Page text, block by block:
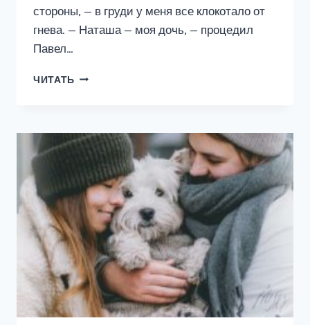
стороны, — в груди у меня все клокотало от
гнева. — Наташа — моя дочь, — процедил
Павел…
ЧИТАТЬ БЫВШИЕ.
БОСС